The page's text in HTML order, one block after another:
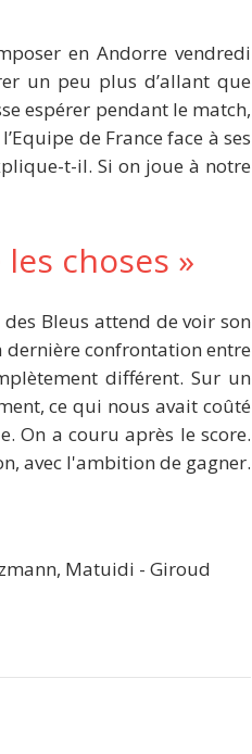
en Andorre vendredi
un peu plus d’allant que
espérer pendant le match,
de France face à ses
t-il. Si on joue à notre
choses »
Bleus attend de voir son
dernière confrontation entre
différent. Sur un
ce qui nous avait coûté
On a couru après le score.
avec l'ambition de gagner.
Matuidi - Giroud